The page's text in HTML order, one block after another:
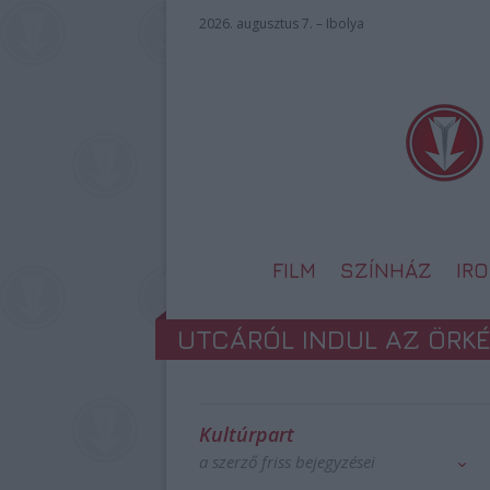
2026. augusztus 7. – Ibolya
FILM SZÍNHÁZ
UTCÁRÓL INDUL AZ
Kultúrpart
a szerző friss bejegyzései